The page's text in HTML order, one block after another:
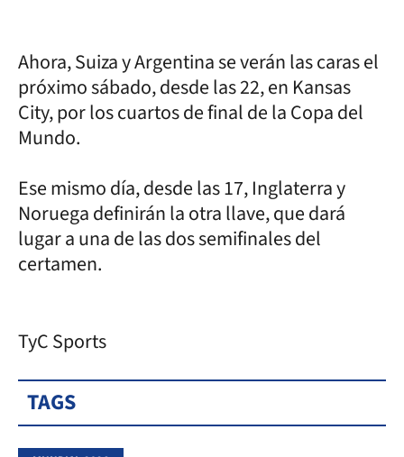
Ahora, Suiza y Argentina se verán las caras el
próximo sábado, desde las 22, en Kansas
City, por los cuartos de final de la Copa del
Mundo.
Ese mismo día, desde las 17, Inglaterra y
Noruega definirán la otra llave, que dará
lugar a una de las dos semifinales del
certamen.
TyC Sports
TAGS